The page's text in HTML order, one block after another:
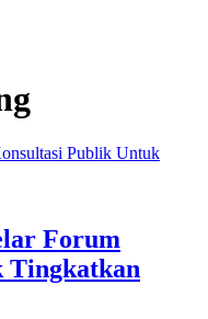
Forum
Tingkatkan